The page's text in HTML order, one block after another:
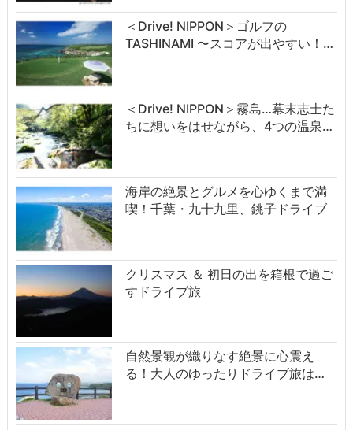
＜Drive! NIPPON＞ゴルフの
TASHINAMI 〜スコアが出やすい！…
＜Drive! NIPPON＞霧島…幕末志士た
ちに想いをはせながら、4つの温泉…
海岸の絶景とグルメを心ゆくまで満
喫！千葉・九十九里、銚子ドライブ
クリスマス ＆ 初日の出を箱根で過ご
すドライブ旅
自然景観が織りなす絶景に心震え
る！大人のゆったりドライブ旅は…